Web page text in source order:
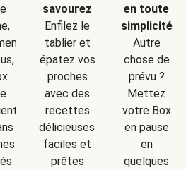
savourez
Enfilez le
tablier et
épatez vos
proches
avec des
recettes
délicieuses,
faciles et
prêtes
en toute
simplicité
Autre
chose de
prévu ?
Mettez
votre Box
en pause
en
quelques